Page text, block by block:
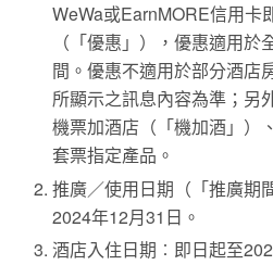
WeWa或EarnMORE信用卡
（「優惠」），優惠適用
間。優惠不適用於部分酒店
所顯示之訊息內容為準；另
機票加酒店（「機加酒」）
套票指定產品。
推廣／使用日期（「推廣期
2024年12月31日。
酒店入住日期︰即日起至